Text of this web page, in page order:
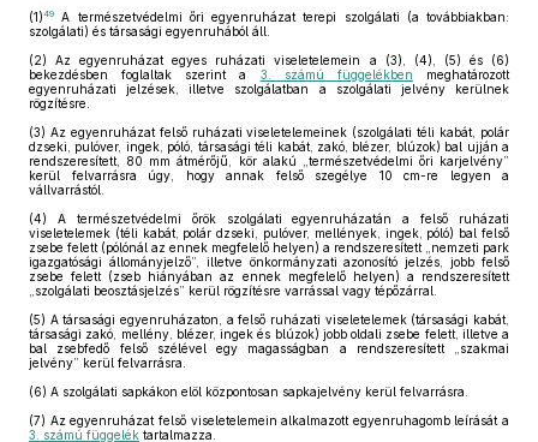
(1)49
A természetvédelmi őri egyenruházat terepi szolgálati (a továbbiakban:
szolgálati) és társasági egyenruhából áll.
(2) Az egyenruházat egyes ruházati viseletelemein a (3), (4), (5) és (6)
bekezdésben foglaltak szerint a 3. számú függelékben meghatározott
egyenruházati jelzések, illetve szolgálatban a szolgálati jelvény kerülnek
rögzítésre.
(3) Az egyenruházat felső ruházati viseletelemeinek (szolgálati téli kabát, polár
dzseki, pulóver, ingek, póló, társasági téli kabát, zakó, blézer, blúzok) bal ujján a
rendszeresített, 80 mm átmérőjű, kör alakú „természetvédelmi őri karjelvény”
kerül felvarrásra úgy, hogy annak felső szegélye 10 cm-re legyen a
vállvarrástól.
(4) A természetvédelmi őrök szolgálati egyenruházatán a felső ruházati
viseletelemek (téli kabát, polár dzseki, pulóver, mellények, ingek, póló) bal felső
zsebe felett (pólónál az ennek megfelelő helyen) a rendszeresített „nemzeti park
igazgatósági állományjelző”, illetve önkormányzati azonosító jelzés, jobb felső
zsebe felett (zseb hiányában az ennek megfelelő helyen) a rendszeresített
„szolgálati beosztásjelzés” kerül rögzítésre varrással vagy tépőzárral.
(5) A társasági egyenruházaton, a felső ruházati viseletelemek (társasági kabát,
társasági zakó, mellény, blézer, ingek és blúzok) jobb oldali zsebe felett, illetve a
bal zsebfedő felső szélével egy magasságban a rendszeresített „szakmai
jelvény” kerül felvarrásra.
(6) A szolgálati sapkákon elöl központosan sapkajelvény kerül felvarrásra.
(7) Az egyenruházat felső viseletelemein alkalmazott egyenruhagomb leírását a
3. számú függelék tartalmazza.